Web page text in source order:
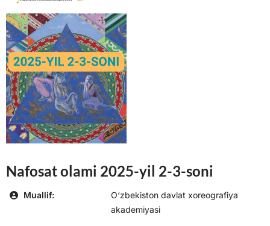
Nafosat olami 2025-yil 2-3-soni
Muallif:
O‘zbekiston davlat xoreografiya
akademiyasi